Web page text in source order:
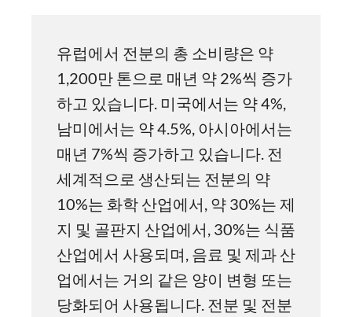
유럽에서 전분의 총 소비량은 약
1,200만 톤으로 매년 약 2%씩 증가
하고 있습니다. 미국에서는 약 4%,
남미에서는 약 4.5%, 아시아에서는
매년 7%씩 증가하고 있습니다. 전
세계적으로 생산되는 전분의 약
10%는 화학 산업에서, 약 30%는 제
지 및 골판지 산업에서, 30%는 식품
산업에서 사용되며, 음료 및 제과 산
업에서는 거의 같은 양이 변형 또는
당화되어 사용됩니다. 전분 및 전분